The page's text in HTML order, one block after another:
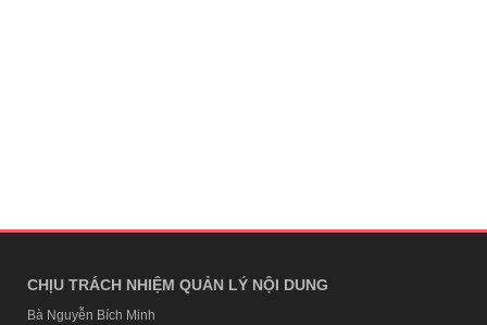
CHỊU TRÁCH NHIỆM QUẢN LÝ NỘI DUNG
Bà Nguyễn Bích Minh